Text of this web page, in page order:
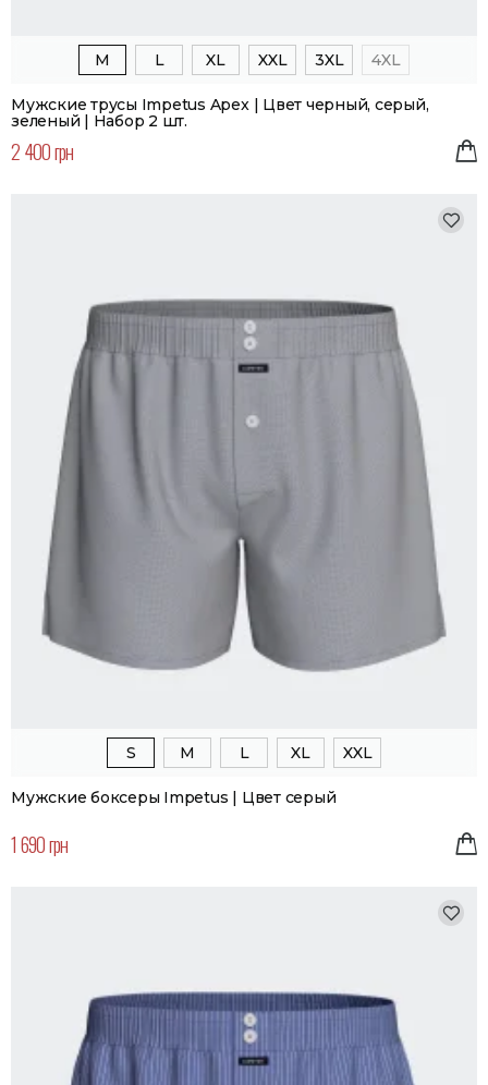
M L XL XXL 3XL 4XL
Мужские трусы Impetus Apex | Цвет черный, серый,
зеленый | Набор 2 шт.
2 400 грн
S M L XL XXL
Мужские боксеры Impetus | Цвет серый
1 690 грн